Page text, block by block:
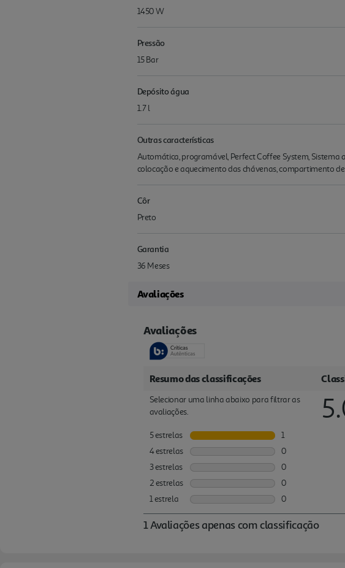
1450 W
Pressão
15 Bar
Depósito água
1.7 l
Outras características
Automática, programável, Perfect Coffee System,
colocação e aquecimento das chávenas, compartimento
Côr
Preto
Garantia
36 Meses
Avaliações